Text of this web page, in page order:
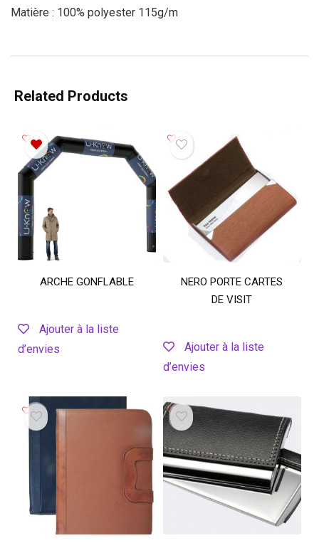
Matière : 100% polyester 115g/m
Related Products
ARCHE GONFLABLE
Ajouter à la liste
d’envies
NERO PORTE CARTES
DE VISIT
Ajouter à la liste
d’envies